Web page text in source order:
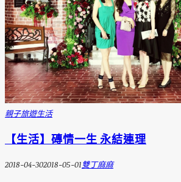
親子旅遊生活
【生活】磚情一生 永結連理
2018-04-302018-05-01雙丁麻麻